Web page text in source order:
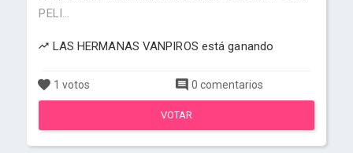
PELI...
LAS HERMANAS VANPIROS está ganando
1 votos 0 comentarios
VOTAR